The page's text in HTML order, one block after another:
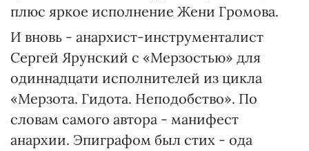
плюс яркое исполнение Жени Громова.
И вновь - анархист-инструменталист
Сергей Ярунский с «Мерзостью» для
одиннадцати исполнителей из цикла
«Мерзота. Гидота. Неподобство». По
словам самого автора - манифест
анархии. Эпиграфом был стих - ода